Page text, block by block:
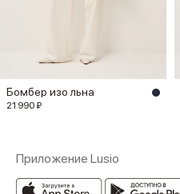
Бомбер изо льна
21 990 ₽
Приложение Lusio